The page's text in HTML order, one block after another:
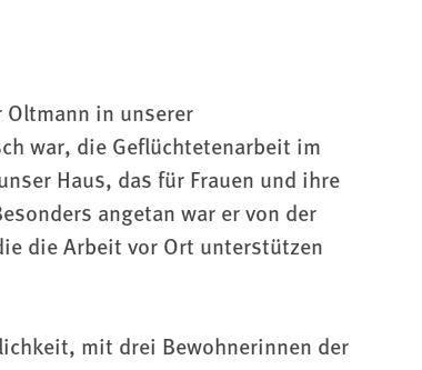
Oltmann in unserer
war, die Geflüchtetenarbeit im
Haus, das für Frauen und ihre
angetan war er von der
die Arbeit vor Ort unterstützen
mit drei Bewohnerinnen der